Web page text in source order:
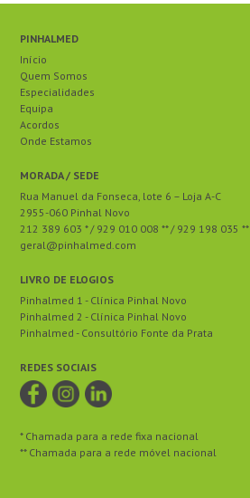
PINHALMED
Início
Quem Somos
Especialidades
Equipa
Acordos
Onde Estamos
MORADA / SEDE
Rua Manuel da Fonseca, lote 6 – Loja A-C
2955-060 Pinhal Novo
212 389 603 * / 929 010 008 ** / 929 198 035 **
geral@pinhalmed.com
LIVRO DE ELOGIOS
Pinhalmed 1 - Clínica Pinhal Novo
Pinhalmed 2 - Clínica Pinhal Novo
Pinhalmed - Consultório Fonte da Prata
REDES SOCIAIS
* Chamada para a rede fixa nacional
** Chamada para a rede móvel nacional